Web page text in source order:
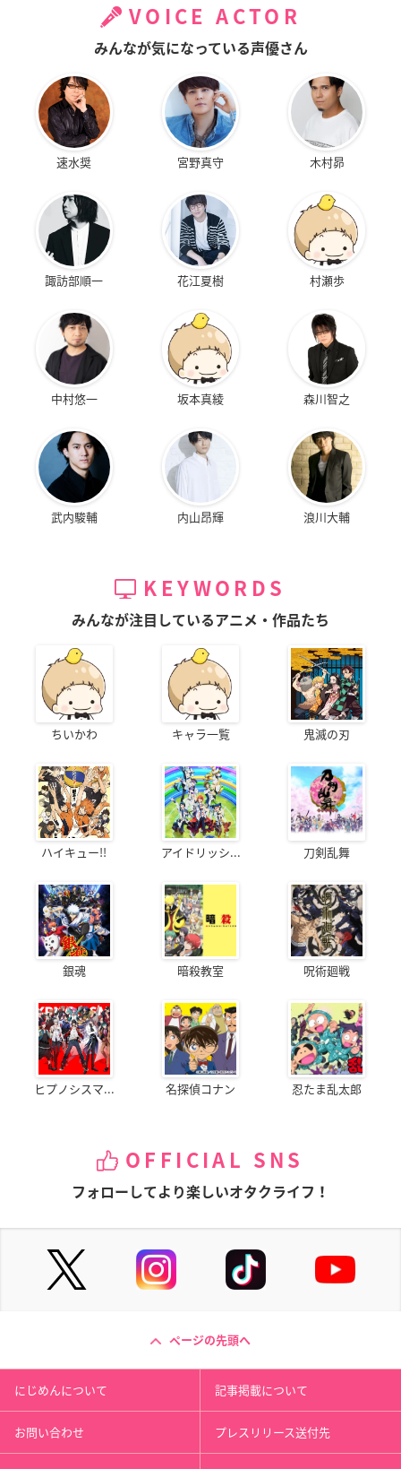
VOICE ACTOR
みんなが気になっている声優さん
速水奨 宮野真守 木村昴
諏訪部順一 花江夏樹 村瀬歩
中村悠一 坂本真綾 森川智之
武内駿輔 内山昂輝 浪川大輔
KEYWORDS
みんなが注目しているアニメ・作品たち
ちいかわ キャラ一覧 鬼滅の刃
ハイキュー!! アイドリッシ... 刀剣乱舞
銀魂 暗殺教室 呪術廻戦
ヒプノシスマ... 名探偵コナン 忍たま乱太郎
OFFICIAL SNS
フォローしてより楽しいオタクライフ！
ページの先頭へ
にじめんについて 記事掲載について
お問い合わせ プレスリリース送付先